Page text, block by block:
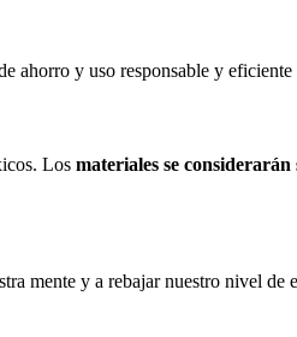
ahorro y uso responsable y
Los materiales se
mente y a rebajar nuestro nivel de